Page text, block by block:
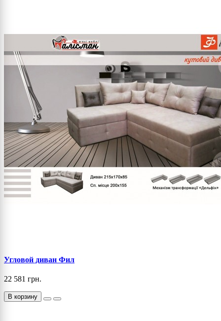
Угловой диван Фил
22 581 грн.
В корзину